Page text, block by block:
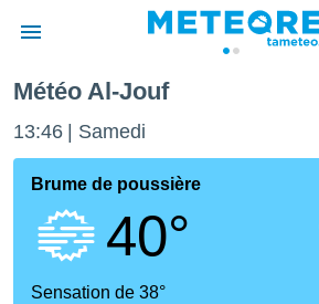
de
Météo Al-Jouf
13:46 Samedi
Brume de poussière
40°
Sensation de 38°